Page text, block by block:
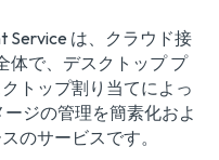
Service は、クラウド接
体で、デスクトップ プ
トップ割り当てによっ
ジの管理を簡素化およ
のサービスです。